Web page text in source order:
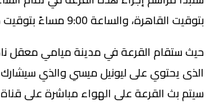
بتوقيت القاهرة، والساعة 9:00 مساءً بتوقيت مكة المكرمة.
حيث ستقام القرعة في مدينة ميامي معقل
الذى يحتوي على ليونيل ميسي والذي
سيتم بث القرعة على الهواء مباشرة على